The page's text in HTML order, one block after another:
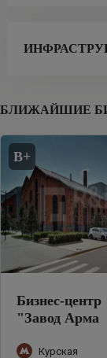
БЛИЖАЙШИЕ
B+
Бизнес-центр
"Завод Арма
Курская